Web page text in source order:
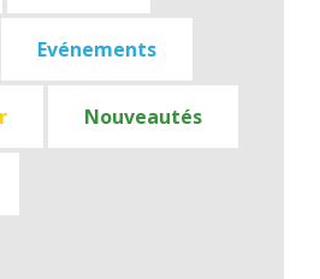
Evénements
Nouveautés